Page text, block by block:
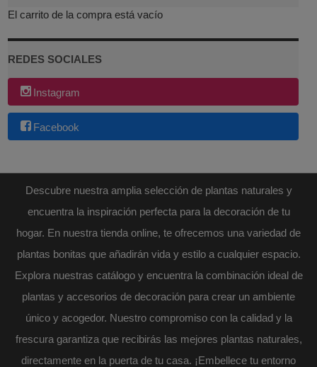
El carrito de la compra está vacío
REDES SOCIALES
Instagram
Facebook
Descubre nuestra amplia selección de plantas naturales y
encuentra la inspiración perfecta para la decoración de tu
hogar. En nuestra tienda online, te ofrecemos una variedad de
plantas bonitas que añadirán vida y estilo a cualquier espacio.
Explora nuestras catálogo y encuentra la combinación ideal de
plantas y accesorios de decoración para crear un ambiente
único y acogedor. Nuestro compromiso con la calidad y la
frescura garantiza que recibirás las mejores plantas naturales,
directamente en la puerta de tu casa. ¡Embellece tu entorno